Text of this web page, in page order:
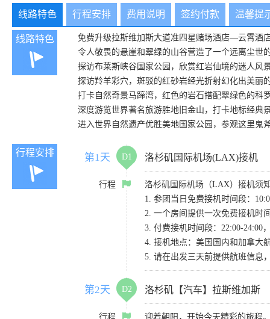
线路特色 行程安排 费用说明 签约付款 温馨提
线路特色
免费升级拉斯维加斯大道准四星赌场酒店—云霄酒
令人敬畏的悬崖和翠绿的山谷营造了一个远离尘世
探访布莱斯峡谷国家公园，欣赏红岩仙境的迷人风
探访羚羊彩穴，斑驳的红砂岩经光折射幻化出美丽
打卡自然奇景马蹄湾，红色的岩石搭配翠绿色的科
深度游览世界著名旅游胜地旧金山，打卡地标经典
进入世界自然遗产优胜美地国家公园，参观这里鬼
行程安排 第1天 D1 洛杉矶国际机场(LAX)接机
行程
洛杉矶国际机场（LAX）接机须
1. 参团当日免费接机时间段：
2. 一个房间提供一次免费接机时
3. 付费接机时间段：22:00-24:00
4. 接机地点：美国国内和加拿大
5. 请在出发三天前提供航班信息
第2天 D2 洛杉矶【汽车】拉斯维加斯
行程
迎着朝阳，开始今天精彩的旅程